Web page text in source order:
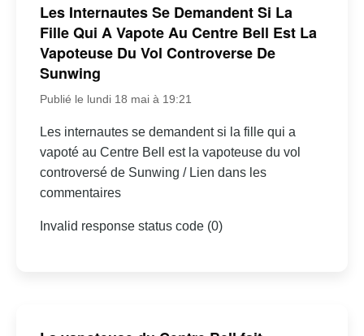
Les Internautes Se Demandent Si La
Fille Qui A Vapote Au Centre Bell Est La
Vapoteuse Du Vol Controverse De
Sunwing
Publié le lundi 18 mai à 19:21
Les internautes se demandent si la fille qui a
vapoté au Centre Bell est la vapoteuse du vol
controversé de Sunwing / Lien dans les
commentaires
Invalid response status code (0)